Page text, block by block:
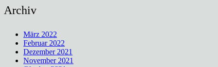
Archiv
März 2022
Februar 2022
Dezember 2021
November 2021